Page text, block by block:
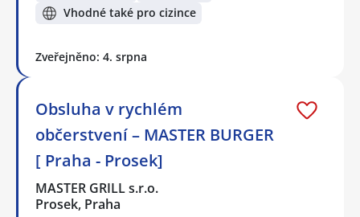
Vhodné také pro cizince
Zveřejněno: 4. srpna
Obsluha v rychlém
občerstvení – MASTER BURGER
[ Praha - Prosek]
MASTER GRILL s.r.o.
Prosek, Praha